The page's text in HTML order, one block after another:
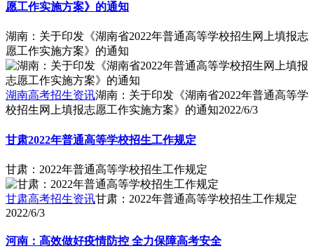
愿工作实施方案》的通知
湖南：关于印发《湖南省2022年普通高等学校招生网上填报志
愿工作实施方案》的通知
湖南高考招生资讯湖南：关于印发《湖南省2022年普通高等学
校招生网上填报志愿工作实施方案》的通知2022/6/3
甘肃2022年普通高等学校招生工作规定
甘肃：2022年普通高等学校招生工作规定
甘肃高考招生资讯甘肃：2022年普通高等学校招生工作规定
2022/6/3
河南：高效做好疫情防控 全力保障高考安全